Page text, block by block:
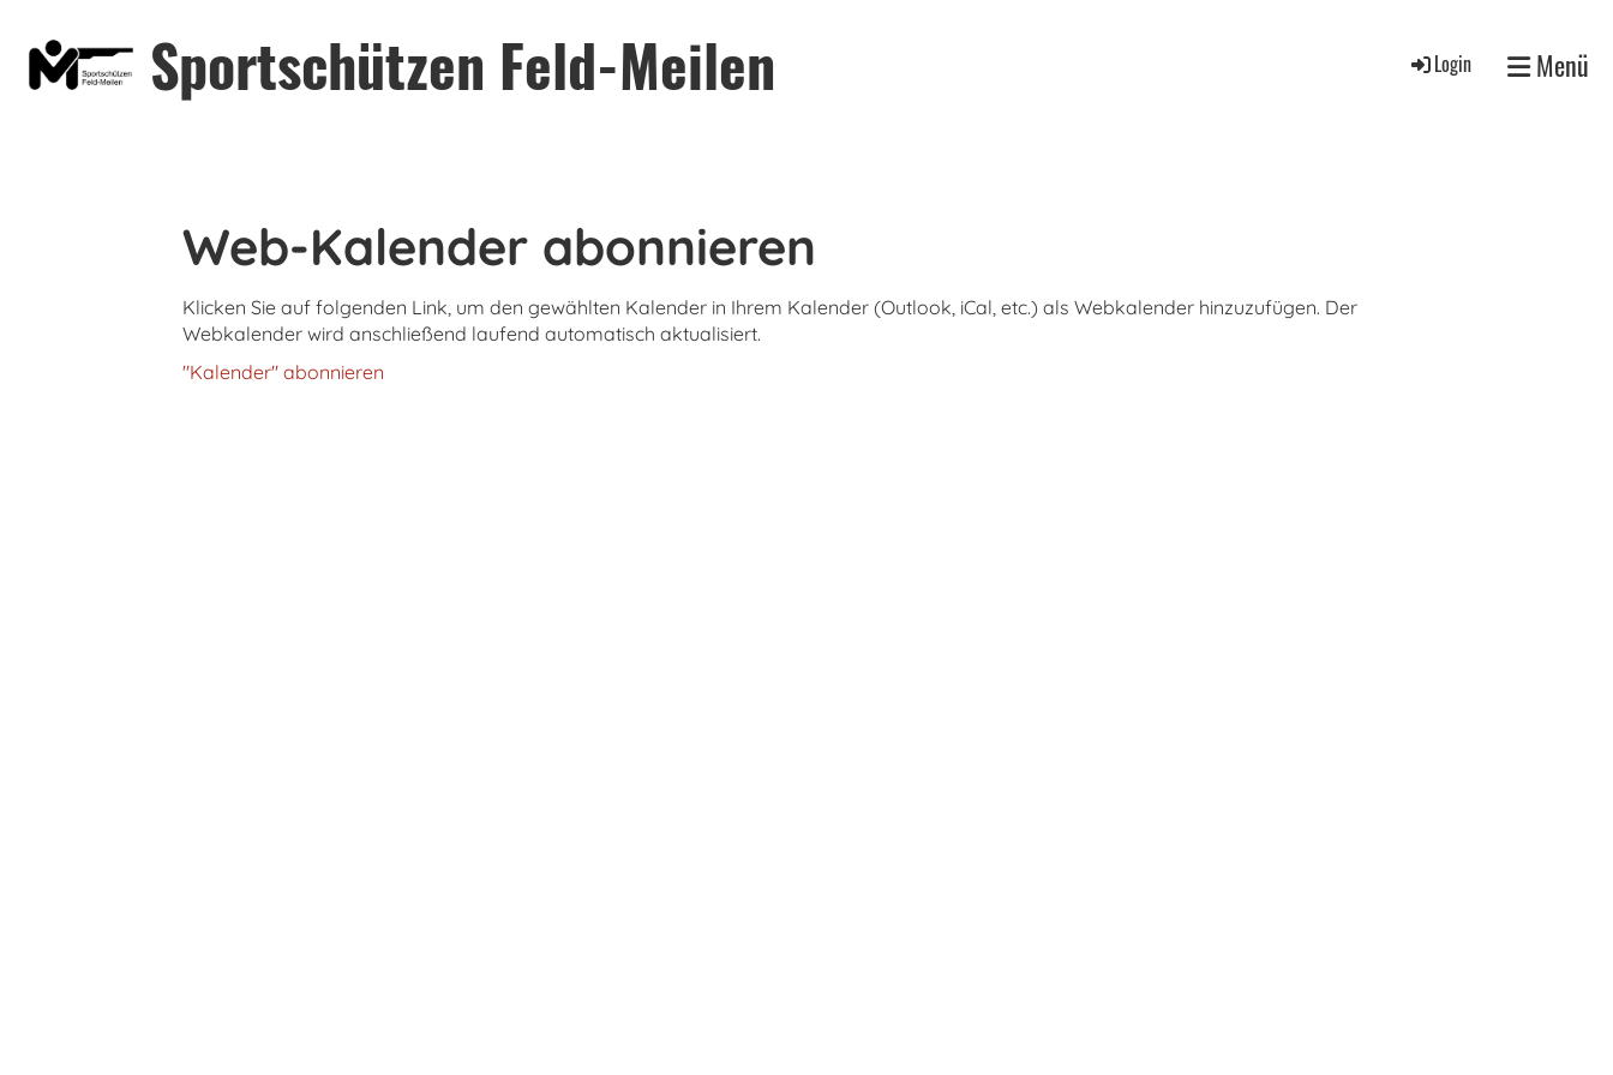
Sportschützen Feld-Meilen Login Menü
Web-Kalender abonnieren
Klicken Sie auf folgenden Link, um den gewählten Kalender in Ihrem Kalender (Outlook, iCal, etc.) als Webkalender hinzuzufügen. Der
Webkalender wird anschließend laufend automatisch aktualisiert.
"Kalender" abonnieren